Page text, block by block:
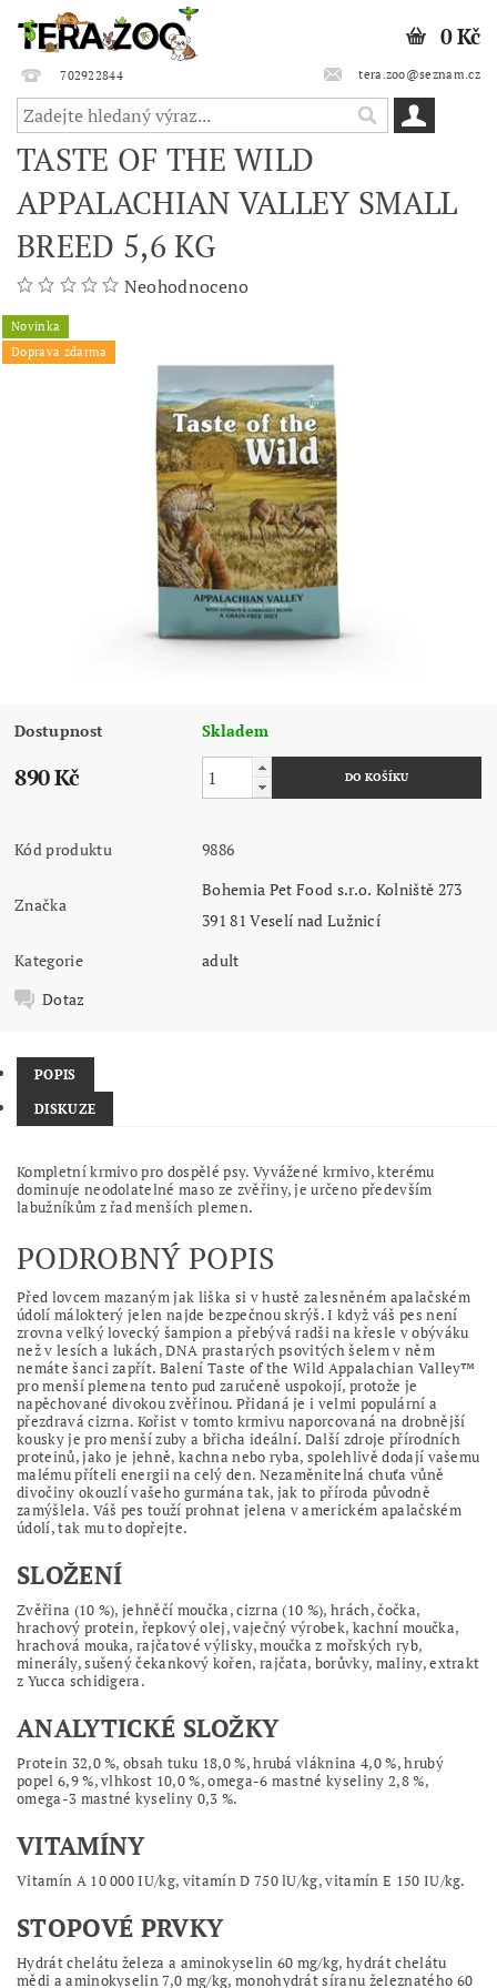
702922844 tera.zoo@seznam.cz
0 Kč
TASTE OF THE WILD
APPALACHIAN VALLEY SMALL
BREED 5,6 KG
Neohodnoceno
Novinka
Doprava zdarma
Dostupnost Skladem
890 Kč
Kód produktu 9886
Značka
Bohemia Pet Food s.r.o. Kolniště 273
391 81 Veselí nad Lužnicí
Kategorie
adult
Dotaz
POPIS
DISKUZE
Kompletní krmivo pro dospělé psy. Vyvážené krmivo, kterému
dominuje neodolatelné maso ze zvěřiny, je určeno především
labužníkům z řad menších plemen.
PODROBNÝ POPIS
Před lovcem mazaným jak liška si v hustě zalesněném apalačském
údolí málokterý jelen najde bezpečnou skrýš. I když váš pes není
zrovna velký lovecký šampion a přebývá radši na křesle v obýváku
než v lesích a lukách, DNA prastarých psovitých šelem v něm
nemáte šanci zapřít. Balení Taste of the Wild Appalachian Valley™
pro menší plemena tento pud zaručeně uspokojí, protože je
napěchované divokou zvěřinou. Přidaná je i velmi populární a
přezdravá cizrna. Kořist v tomto krmivu naporcovaná na drobnější
kousky je pro menší zuby a břicha ideální. Další zdroje přírodních
proteinů, jako je jehně, kachna nebo ryba, spolehlivě dodají vašemu
malému příteli energii na celý den. Nezaměnitelná chuťa vůně
divočiny okouzlí vašeho gurmána tak, jak to příroda původně
zamýšlela. Váš pes touží prohnat jelena v americkém apalačském
údolí, tak mu to dopřejte.
SLOŽENÍ
Zvěřina (10 %), jehněčí moučka, cizrna (10 %), hrách, čočka,
hrachový protein, řepkový olej, vaječný výrobek, kachní moučka,
hrachová mouka, rajčatové výlisky, moučka z mořských ryb,
minerály, sušený čekankový kořen, rajčata, borůvky, maliny, extrakt
z Yucca schidigera.
ANALYTICKÉ SLOŽKY
Protein 32,0 %, obsah tuku 18,0 %, hrubá vláknina 4,0 %, hrubý
popel 6,9 %, vlhkost 10,0 %, omega-6 mastné kyseliny 2,8 %,
omega-3 mastné kyseliny 0,3 %.
VITAMÍNY
Vitamín A 10 000 IU/kg, vitamín D 750 lU/kg, vitamín E 150 IU/kg.
STOPOVÉ PRVKY
Hydrát chelátu železa a aminokyselin 60 mg/kg, hydrát chelátu
mědi a aminokyselin 7,0 mg/kg, monohydrát síranu železnatého 60